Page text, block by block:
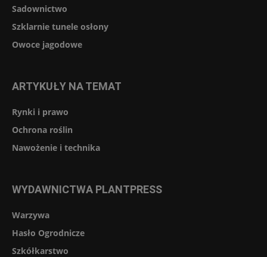
Sadownictwo
Szklarnie tunele osłony
Owoce jagodowe
ARTYKUŁY NA TEMAT
Rynki i prawo
Ochrona roślin
Nawożenie i technika
WYDAWNICTWA PLANTPRESS
Warzywa
Hasło Ogrodnicze
Szkółkarstwo